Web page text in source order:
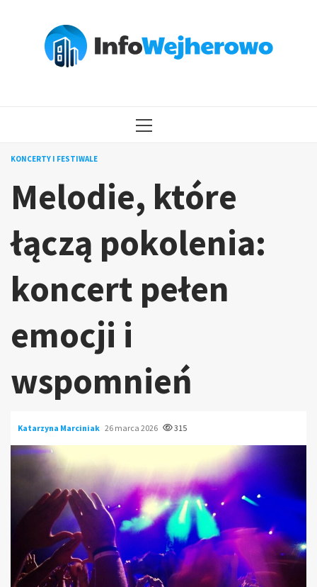
MENU
KONCERTY I FESTIWALE
Melodie, które
łączą pokolenia:
koncert pełen
emocji i
wspomnień
Katarzyna Marciniak 26 marca 2026 315